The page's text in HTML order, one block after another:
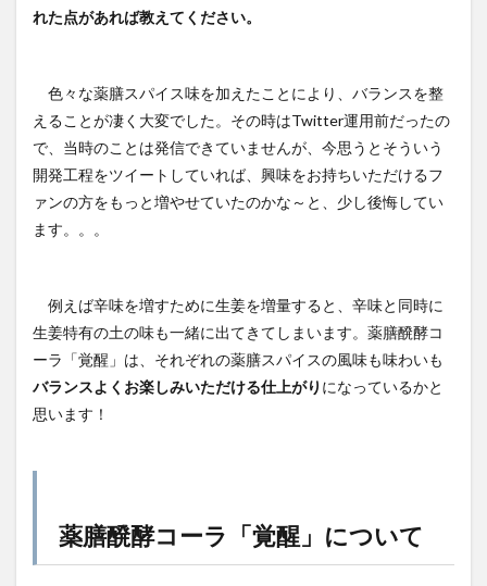
れた点があれば教えてください。
色々な薬膳スパイス味を加えたことにより、バランスを整
えることが凄く大変でした。その時はTwitter運用前だったの
で、当時のことは発信できていませんが、今思うとそういう
開発工程をツイートしていれば、興味をお持ちいただけるフ
ァンの方をもっと増やせていたのかな～と、少し後悔してい
ます。。。
例えば辛味を増すために生姜を増量すると、辛味と同時に
生姜特有の土の味も一緒に出てきてしまいます。薬膳醗酵コ
ーラ「覚醒」は、それぞれの薬膳スパイスの風味も味わいも
バランスよくお楽しみいただける仕上がり になっているかと
思います！
薬膳醗酵コーラ「覚醒」について